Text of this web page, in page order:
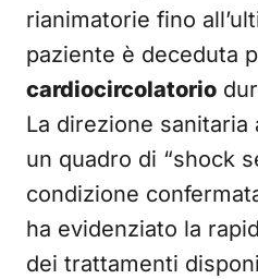
rianimatorie fino
paziente è deceduta
cardiocircolatorio
La direzione sanitaria
un quadro di “shock
condizione
ha evidenziato la
dei trattamenti